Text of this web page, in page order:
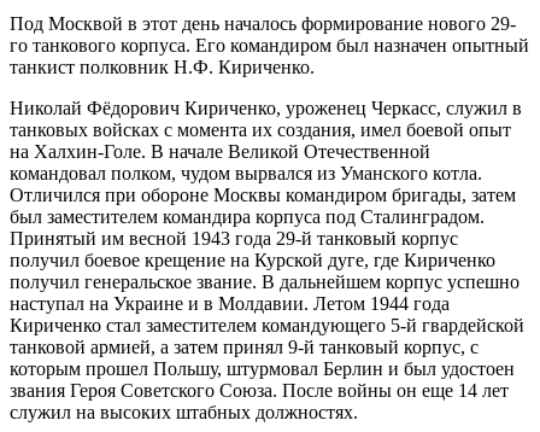
Под Москвой в этот день началось формирование нового 29-
го танкового корпуса. Его командиром был назначен опытный
танкист полковник Н.Ф. Кириченко.
Николай Фёдорович Кириченко, уроженец Черкасс, служил в
танковых войсках с момента их создания, имел боевой опыт
на Халхин-Голе. В начале Великой Отечественной
командовал полком, чудом вырвался из Уманского котла.
Отличился при обороне Москвы командиром бригады, затем
был заместителем командира корпуса под Сталинградом.
Принятый им весной 1943 года 29-й танковый корпус
получил боевое крещение на Курской дуге, где Кириченко
получил генеральское звание. В дальнейшем корпус успешно
наступал на Украине и в Молдавии. Летом 1944 года
Кириченко стал заместителем командующего 5-й гвардейской
танковой армией, а затем принял 9-й танковый корпус, с
которым прошел Польшу, штурмовал Берлин и был удостоен
звания Героя Советского Союза. После войны он еще 14 лет
служил на высоких штабных должностях.